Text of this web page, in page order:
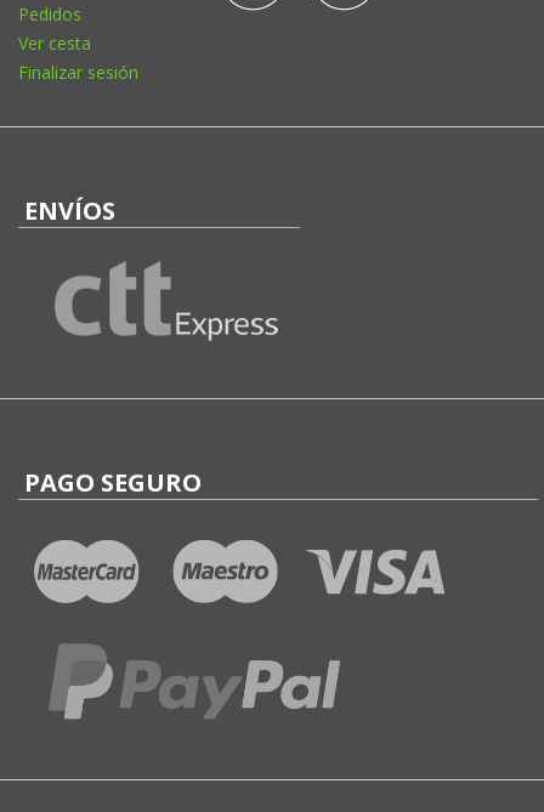
Pedidos
Ver cesta
Finalizar sesión
ENVÍOS
PAGO SEGURO